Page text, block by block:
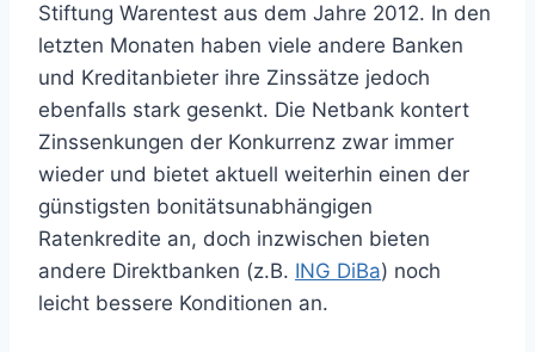
Stiftung Warentest aus dem Jahre 2012. In den
letzten Monaten haben viele andere Banken
und Kreditanbieter ihre Zinssätze jedoch
ebenfalls stark gesenkt. Die Netbank kontert
Zinssenkungen der Konkurrenz zwar immer
wieder und bietet aktuell weiterhin einen der
günstigsten bonitätsunabhängigen
Ratenkredite an, doch inzwischen bieten
andere Direktbanken (z.B. ING DiBa) noch
leicht bessere Konditionen an.